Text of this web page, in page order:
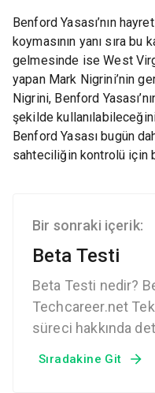
Benford Yasası’nın
koymasının yanı sıra
gelmesinde ise West
yapan Mark Nigrini’nin
Nigrini, Benford
şekilde
Benford Yasası bugün
sahteciliğin kontrolü için
Bir sonraki içerik:
Beta Testi
Beta Testi nedir?
Techcareer.net
süreci hakkında
Sıradakine Git